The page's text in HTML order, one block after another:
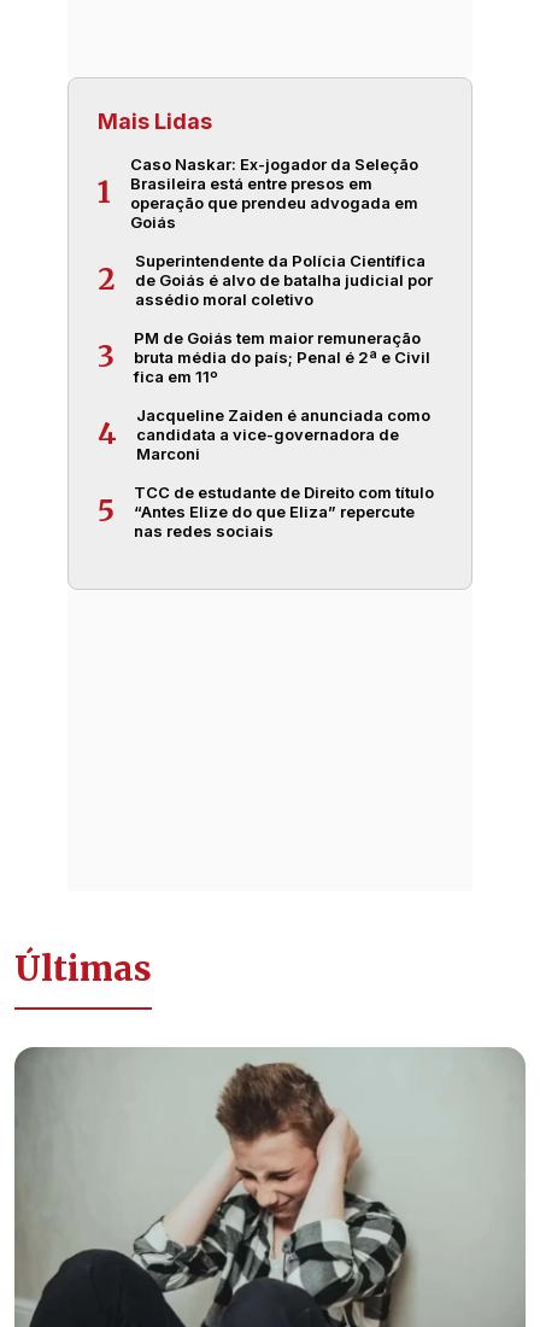
Mais Lidas
1
Caso Naskar: Ex-jogador da Seleção
Brasileira está entre presos em
operação que prendeu advogada em
Goiás
2
Superintendente da Polícia Científica
de Goiás é alvo de batalha judicial por
assédio moral coletivo
3
PM de Goiás tem maior remuneração
bruta média do país; Penal é 2ª e Civil
fica em 11º
4
Jacqueline Zaiden é anunciada como
candidata a vice-governadora de
Marconi
5
TCC de estudante de Direito com título
“Antes Elize do que Eliza” repercute
nas redes sociais
Últimas